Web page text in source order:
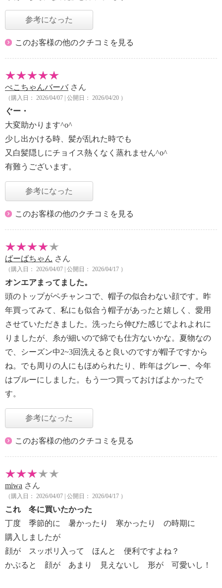
参考になった
このお客様の他のクチコミを見る
ぺこちゃんバーバさん
（購入日： 2026/04/07 | 公開日： 2026/04/20 ）
ぐー・
大変助かります^o^
少し出かける時、髪が乱れた時でも
又白髪隠しにチョイス熱くなく蒸れません^o^
有難うございます。
参考になった
このお客様の他のクチコミを見る
ばーばちゃん さん
（購入日： 2026/04/07 | 公開日： 2026/04/17 ）
オンエアまってました。
頭のトップがペチャンコで、帽子の似合わない顔です。昨
年買ってみて、私にも似合う帽子があったと嬉しく、愛用
させていただきました。洗ったら伸びた感じでよれよれに
りましたが、糸が細いので綿でも仕方ないかな。夏物なの
で、シーズン中2~3回洗えると良いのですが帽子ですから
ね。でも周りの人にもほめられたり、昨年はグレー、今年
はブルーにしました。もう一つ買っておけばよかったで
す。
参考になった
このお客様の他のクチコミを見る
miwa さん
（購入日： 2026/04/07 | 公開日： 2026/04/17 ）
これ 冬に買いたかった
丁度 季節的に 暑かったり 寒かったり の時期に
購入しましたが
顔が スッポリ入って ほんと 便利ですよね？
かぶると 顔が あまり 見えないし 形が 可愛いし！